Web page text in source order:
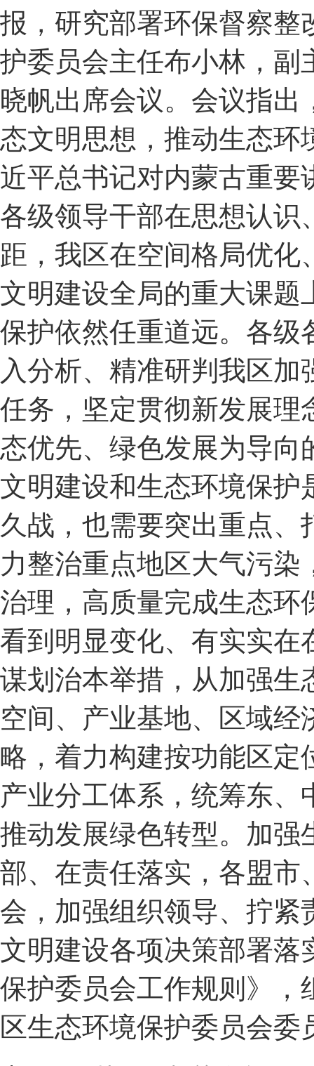
报，研究部署环保督察整
护委员会主任布小林，副
晓帆出席会议。会议指
态文明思想，推动生态
近平总书记对内蒙古重要
各级领导干部在思想认识
距，我区在空间格局优
文明建设全局的重大课题
保护依然任重道远。各级
入分析、精准研判我区
任务，坚定贯彻新发展理
态优先、绿色发展为导
文明建设和生态环境保护
久战，也需要突出重点
力整治重点地区大气污
治理，高质量完成生态环
看到明显变化、有实实在
谋划治本举措，从加强生
空间、产业基地、区域
略，着力构建按功能区定
产业分工体系，统筹东
推动发展绿色转型。加强
部、在责任落实，各盟市
会，加强组织领导、拧紧
文明建设各项决策部署落
保护委员会工作规则》，
区生态环境保护委员会委